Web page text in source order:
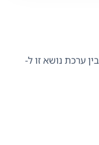
ערכת נושא זו ל-